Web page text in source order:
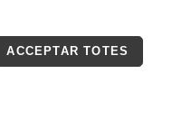
Avís legal
Condicions generals
ACCEPTAR TOTES